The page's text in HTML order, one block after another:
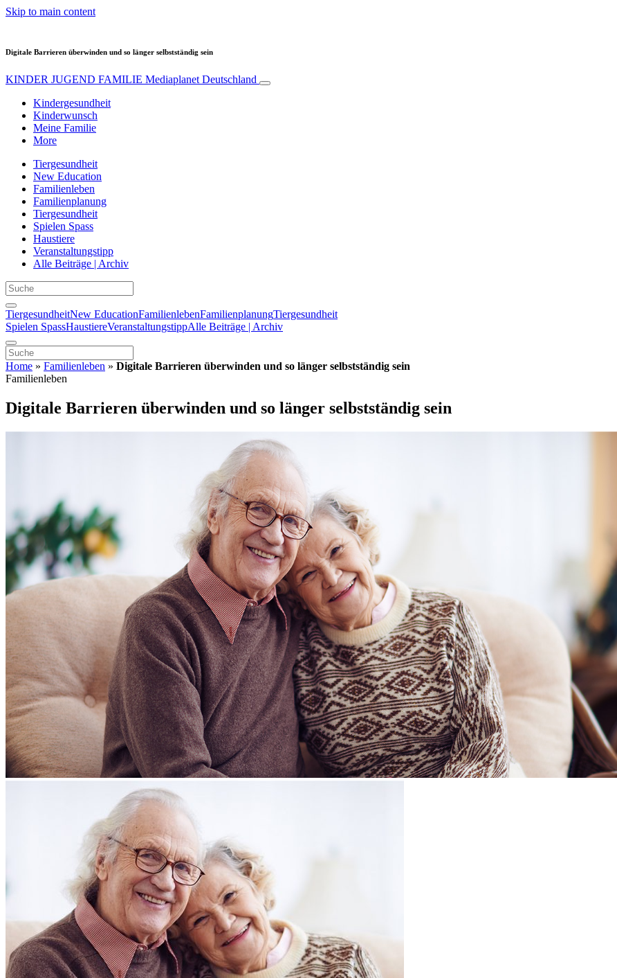
Skip to main content
Digitale Barrieren überwinden und so länger selbstständig sein
KINDER JUGEND FAMILIE Mediaplanet Deutschland
Kindergesundheit
Kinderwunsch
Meine Familie
More
Tiergesundheit
New Education
Familienleben
Familienplanung
Tiergesundheit
Spielen Spass
Haustiere
Veranstaltungstipp
Alle Beiträge | Archiv
TiergesundheitNew EducationFamilienlebenFamilienplanungTiergesundheit
Spielen SpassHaustiereVeranstaltungstippAlle Beiträge | Archiv
Home » Familienleben » Digitale Barrieren überwinden und so länger selbstständig sein
Familienleben
Digitale Barrieren überwinden und so länger selbstständig sein